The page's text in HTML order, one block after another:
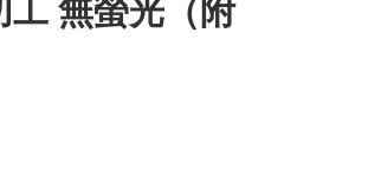
工 無螢光（附